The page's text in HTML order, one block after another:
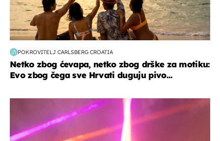
POKROVITELJ CARLSBERG CROATIA
Netko zbog ćevapa, netko zbog drške za motiku:
Evo zbog čega sve Hrvati duguju pivo...